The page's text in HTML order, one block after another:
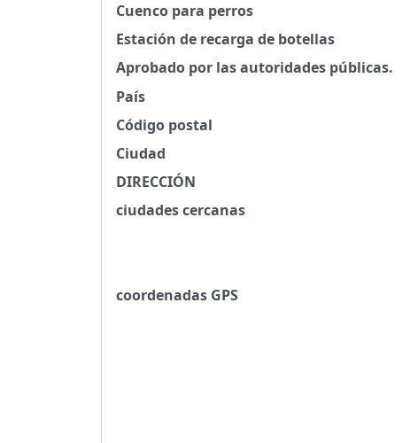
Cuenco para perros
Estación de recarga de botellas
Aprobado por las autoridades públicas.
País
Código postal
Ciudad
DIRECCIÓN
ciudades cercanas
coordenadas GPS